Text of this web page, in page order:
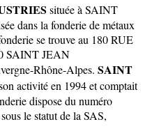
située à SAINT
dans la fonderie de métaux
se trouve au 180 RUE
SAINT JEAN
Rhône-Alpes. SAINT
activité en 1994 et comptait
dispose du numéro
le statut de la SAS,